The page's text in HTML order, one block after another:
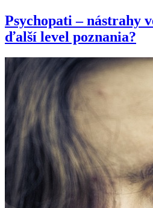
Psychopati – nástrahy
ďalší level poznania?